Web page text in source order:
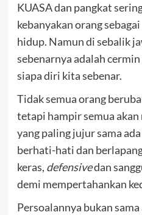
KUASA dan pangkat
kebanyakan orang
hidup. Namun di sebalik
sebenarnya adalah
siapa diri kita sebenar.
Tidak semua orang
tetapi hampir semua
yang paling jujur sama
berhati-hati dan
keras, defensivedan
demi mempertahankan
Persoalannya bukan